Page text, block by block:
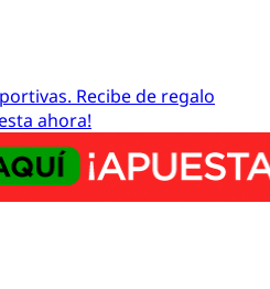
Recibe de regalo
ahora!